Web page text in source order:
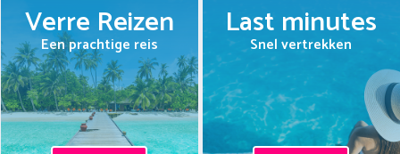
Verre Reizen
Een prachtige reis
Last minutes
Snel vertrekken